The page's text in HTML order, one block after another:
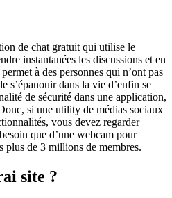
de chat gratuit qui utilise le
instantanées les discussions et en
à des personnes qui n’ont pas
s’épanouir dans la vie d’enfin se
de sécurité dans une application,
si une utility de médias sociaux
vous devez regarder
que d’une webcam pour
plus de 3 millions de membres.
site ?